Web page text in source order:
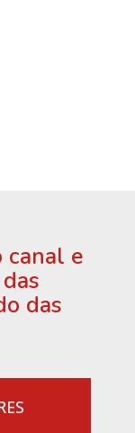
canal e
das